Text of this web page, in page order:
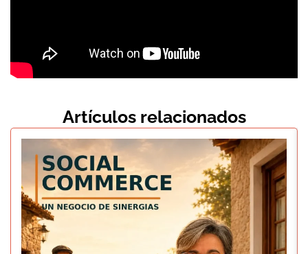
Artículos relacionados